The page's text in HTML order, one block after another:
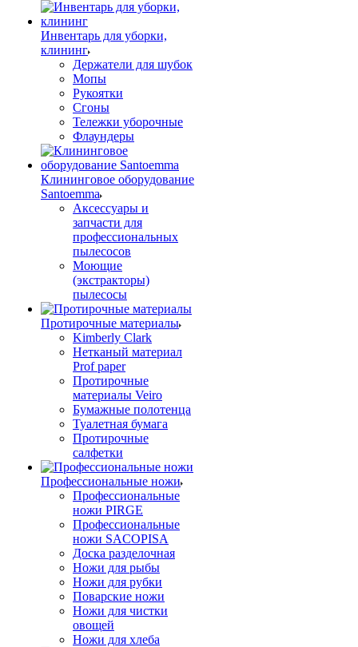
Инвентарь для уборки,
клининг
Держатели для шубок
Мопы
Рукоятки
Сгоны
Тележки уборочные
Флаундеры
Клининговое оборудование
Santoemma
Аксессуары и
запчасти для
профессиональных
пылесосов
Моющие
(экстракторы)
пылесосы
Протирочные материалы
Kimberly Clark
Нетканый материал
Prof paper
Протирочные
материалы Veiro
Бумажные полотенца
Туалетная бумага
Протирочные
салфетки
Профессиональные ножи
Профессиональные
ножи PIRGE
Профессиональные
ножи SACOPISA
Доска разделочная
Ножи для рыбы
Ножи для рубки
Поварские ножи
Ножи для чистки
овощей
Ножи для хлеба